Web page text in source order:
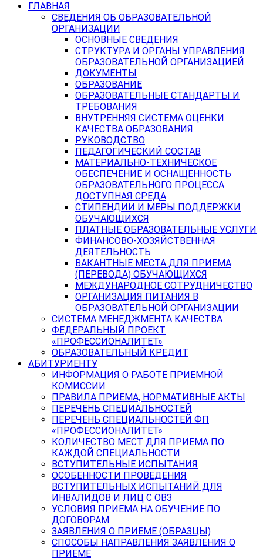
ГЛАВНАЯ
СВЕДЕНИЯ ОБ ОБРАЗОВАТЕЛЬНОЙ
ОРГАНИЗАЦИИ
ОСНОВНЫЕ СВЕДЕНИЯ
СТРУКТУРА И ОРГАНЫ УПРАВЛЕНИЯ
ОБРАЗОВАТЕЛЬНОЙ ОРГАНИЗАЦИЕЙ
ДОКУМЕНТЫ
ОБРАЗОВАНИЕ
ОБРАЗОВАТЕЛЬНЫЕ СТАНДАРТЫ И
ТРЕБОВАНИЯ
ВНУТРЕННЯЯ СИСТЕМА ОЦЕНКИ
КАЧЕСТВА ОБРАЗОВАНИЯ
РУКОВОДСТВО
ПЕДАГОГИЧЕСКИЙ СОСТАВ
МАТЕРИАЛЬНО-ТЕХНИЧЕСКОЕ
ОБЕСПЕЧЕНИЕ И ОСНАЩЕННОСТЬ
ОБРАЗОВАТЕЛЬНОГО ПРОЦЕССА.
ДОСТУПНАЯ СРЕДА
СТИПЕНДИИ И МЕРЫ ПОДДЕРЖКИ
ОБУЧАЮЩИХСЯ
ПЛАТНЫЕ ОБРАЗОВАТЕЛЬНЫЕ УСЛУГИ
ФИНАНСОВО-ХОЗЯЙСТВЕННАЯ
ДЕЯТЕЛЬНОСТЬ
ВАКАНТНЫЕ МЕСТА ДЛЯ ПРИЕМА
(ПЕРЕВОДА) ОБУЧАЮЩИХСЯ
МЕЖДУНАРОДНОЕ СОТРУДНИЧЕСТВО
ОРГАНИЗАЦИЯ ПИТАНИЯ В
ОБРАЗОВАТЕЛЬНОЙ ОРГАНИЗАЦИИ
СИСТЕМА МЕНЕДЖМЕНТА КАЧЕСТВА
ФЕДЕРАЛЬНЫЙ ПРОЕКТ
«ПРОФЕССИОНАЛИТЕТ»
ОБРАЗОВАТЕЛЬНЫЙ КРЕДИТ
АБИТУРИЕНТУ
ИНФОРМАЦИЯ О РАБОТЕ ПРИЕМНОЙ
КОМИССИИ
ПРАВИЛА ПРИЕМА, НОРМАТИВНЫЕ АКТЫ
ПЕРЕЧЕНЬ СПЕЦИАЛЬНОСТЕЙ
ПЕРЕЧЕНЬ СПЕЦИАЛЬНОСТЕЙ ФП
«ПРОФЕССИОНАЛИТЕТ»
КОЛИЧЕСТВО МЕСТ ДЛЯ ПРИЕМА ПО
КАЖДОЙ СПЕЦИАЛЬНОСТИ
ВСТУПИТЕЛЬНЫЕ ИСПЫТАНИЯ
ОСОБЕННОСТИ ПРОВЕДЕНИЯ
ВСТУПИТЕЛЬНЫХ ИСПЫТАНИЙ ДЛЯ
ИНВАЛИДОВ И ЛИЦ С ОВЗ
УСЛОВИЯ ПРИЕМА НА ОБУЧЕНИЕ ПО
ДОГОВОРАМ
ЗАЯВЛЕНИЯ О ПРИЕМЕ (ОБРАЗЦЫ)
СПОСОБЫ НАПРАВЛЕНИЯ ЗАЯВЛЕНИЯ О
ПРИЕМЕ